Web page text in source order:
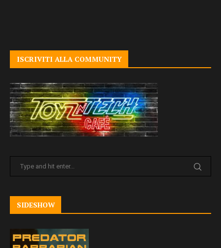
ISCRIVITI ALLA COMMUNITY
SIDESHOW